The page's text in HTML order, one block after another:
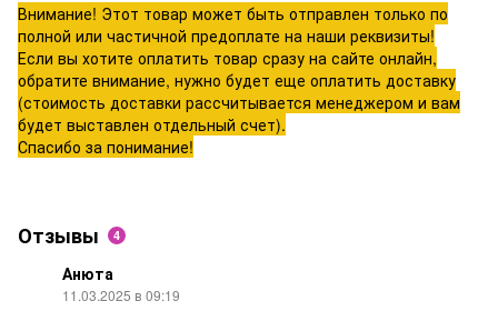
Внимание! Этот товар может быть отправлен только по
полной или частичной предоплате на наши реквизиты!
Если вы хотите оплатить товар сразу на сайте онлайн,
обратите внимание, нужно будет еще оплатить доставку
(стоимость доставки рассчитывается менеджером и вам
будет выставлен отдельный счет).
Спасибо за понимание!
Отзывы 4
Анюта
11.03.2025 в 09:19